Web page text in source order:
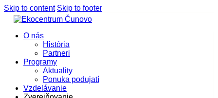
Skip to content Skip to footer
O nás
História
Partneri
Programy
Aktuality
Ponuka podujatí
Vzdelávanie